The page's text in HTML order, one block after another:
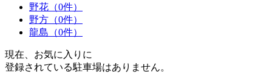
野花（0件）
野方（0件）
龍島（0件）
現在、お気に入りに
登録されている駐車場はありません。